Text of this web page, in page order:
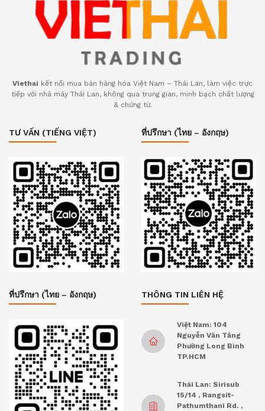
Viethai kết nối mua bán hàng hóa Việt Nam – Thái Lan, làm việc trực
tiếp với nhà máy Thái Lan, không qua trung gian, minh bạch chất lượng
& chứng từ.
TƯ VẤN (TIẾNG VIỆT) ที่ปรึกษา (ไทย – อังกฤษ)
ที่ปรึกษา (ไทย – อังกฤษ) THÔNG TIN LIÊN HỆ
Việt Nam: 104
Nguyễn Văn Tăng
Phường Long Bình
TP.HCM
Thái Lan: Sirisub
15/14 , Rangsit-
Pathumthani Rd. ,